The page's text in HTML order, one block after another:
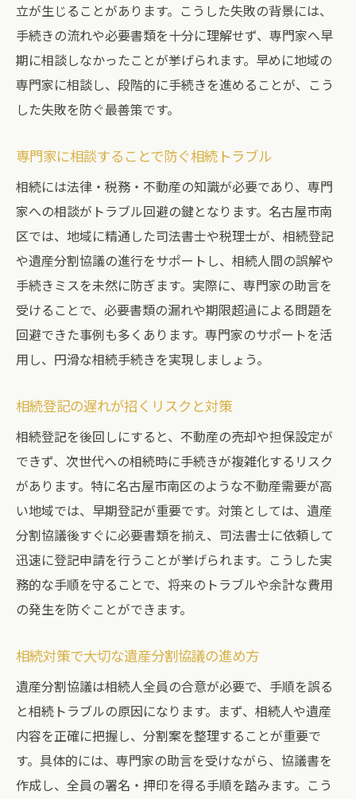
立が生じることがあります。こうした失敗の背景には、
手続きの流れや必要書類を十分に理解せず、専門家へ早
期に相談しなかったことが挙げられます。早めに地域の
専門家に相談し、段階的に手続きを進めることが、こう
した失敗を防ぐ最善策です。
専門家に相談することで防ぐ相続トラブル
相続には法律・税務・不動産の知識が必要であり、専門
家への相談がトラブル回避の鍵となります。名古屋市南
区では、地域に精通した司法書士や税理士が、相続登記
や遺産分割協議の進行をサポートし、相続人間の誤解や
手続きミスを未然に防ぎます。実際に、専門家の助言を
受けることで、必要書類の漏れや期限超過による問題を
回避できた事例も多くあります。専門家のサポートを活
用し、円滑な相続手続きを実現しましょう。
相続登記の遅れが招くリスクと対策
相続登記を後回しにすると、不動産の売却や担保設定が
できず、次世代への相続時に手続きが複雑化するリスク
があります。特に名古屋市南区のような不動産需要が高
い地域では、早期登記が重要です。対策としては、遺産
分割協議後すぐに必要書類を揃え、司法書士に依頼して
迅速に登記申請を行うことが挙げられます。こうした実
務的な手順を守ることで、将来のトラブルや余計な費用
の発生を防ぐことができます。
相続対策で大切な遺産分割協議の進め方
遺産分割協議は相続人全員の合意が必要で、手順を誤る
と相続トラブルの原因になります。まず、相続人や遺産
内容を正確に把握し、分割案を整理することが重要で
す。具体的には、専門家の助言を受けながら、協議書を
作成し、全員の署名・押印を得る手順を踏みます。こう